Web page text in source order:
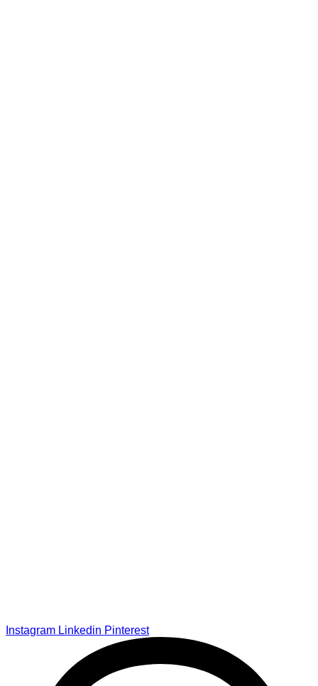
Instagram Linkedin Pinterest